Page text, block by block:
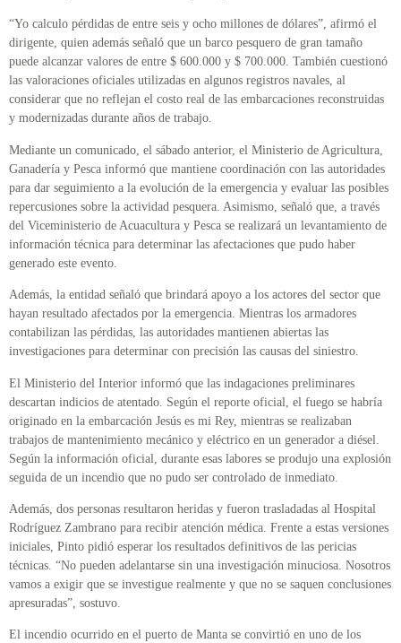
“Yo calculo pérdidas de entre seis y ocho millones de dólares”, afirmó el
dirigente, quien además señaló que un barco pesquero de gran tamaño
puede alcanzar valores de entre $ 600.000 y $ 700.000. También cuestionó
las valoraciones oficiales utilizadas en algunos registros navales, al
considerar que no reflejan el costo real de las embarcaciones reconstruidas
y modernizadas durante años de trabajo.
Mediante un comunicado, el sábado anterior, el Ministerio de Agricultura,
Ganadería y Pesca informó que mantiene coordinación con las autoridades
para dar seguimiento a la evolución de la emergencia y evaluar las posibles
repercusiones sobre la actividad pesquera. Asimismo, señaló que, a través
del Viceministerio de Acuacultura y Pesca se realizará un levantamiento de
información técnica para determinar las afectaciones que pudo haber
generado este evento.
Además, la entidad señaló que brindará apoyo a los actores del sector que
hayan resultado afectados por la emergencia. Mientras los armadores
contabilizan las pérdidas, las autoridades mantienen abiertas las
investigaciones para determinar con precisión las causas del siniestro.
El Ministerio del Interior informó que las indagaciones preliminares
descartan indicios de atentado. Según el reporte oficial, el fuego se habría
originado en la embarcación Jesús es mi Rey, mientras se realizaban
trabajos de mantenimiento mecánico y eléctrico en un generador a diésel.
Según la información oficial, durante esas labores se produjo una explosión
seguida de un incendio que no pudo ser controlado de inmediato.
Además, dos personas resultaron heridas y fueron trasladadas al Hospital
Rodríguez Zambrano para recibir atención médica. Frente a estas versiones
iniciales, Pinto pidió esperar los resultados definitivos de las pericias
técnicas. “No pueden adelantarse sin una investigación minuciosa. Nosotros
vamos a exigir que se investigue realmente y que no se saquen conclusiones
apresuradas”, sostuvo.
El incendio ocurrido en el puerto de Manta se convirtió en uno de los